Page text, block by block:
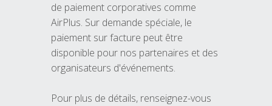
de paiement corporatives comme
AirPlus. Sur demande spéciale, le
paiement sur facture peut être
disponible pour nos partenaires et des
organisateurs d'événements.
Pour plus de détails, renseignez-vous